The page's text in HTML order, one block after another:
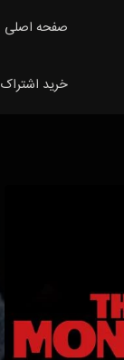
صفحه اصلی
خرید اشتراک